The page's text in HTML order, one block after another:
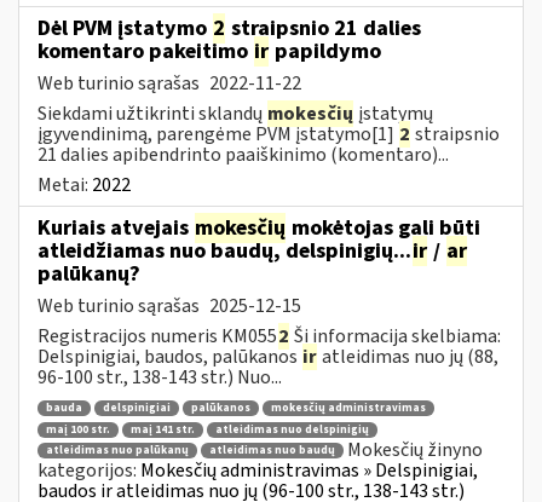
Dėl PVM įstatymo 2 straipsnio 21 dalies
komentaro pakeitimo ir papildymo
Web turinio sąrašas 2022-11-22
Siekdami užtikrinti sklandų mokesčių įstatymų
įgyvendinimą, parengėme PVM įstatymo[1] 2 straipsnio
21 dalies apibendrinto paaiškinimo (komentaro)...
Metai: 2022
Kuriais atvejais mokesčių mokėtojas gali būti
atleidžiamas nuo baudų, delspinigių...ir / ar
palūkanų?
Web turinio sąrašas 2025-12-15
Registracijos numeris KM0552 Ši informacija skelbiama:
Delspinigiai, baudos, palūkanos iratleidimas nuo jų (88,
96-100 str., 138-143 str.) Nuo...
bauda delspinigiai palūkanos
mokesčių administravimas
maį 100 str.
maį 141 str.
atleidimas nuo delspinigių
atleidimas nuo palūkanų
atleidimas nuo baudų
Mokesčių žinyno
kategorijos: Mokesčių administravimas » Delspinigiai,
baudos ir atleidimas nuo jų (96-100 str., 138-143 str.)